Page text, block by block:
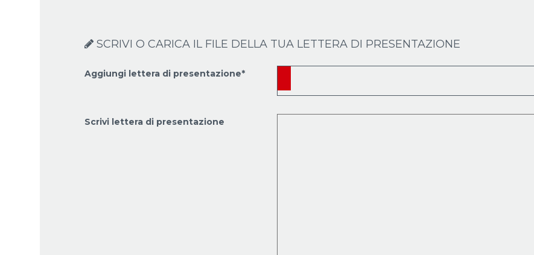
SCRIVI O CARICA IL FILE DELLA TUA LETTERA DI PRESENTAZIONE
Aggiungi lettera di presentazione*
Scrivi lettera di presentazione